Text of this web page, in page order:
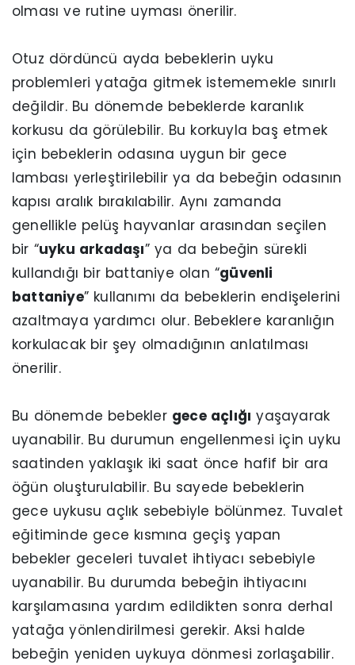
olması ve rutine uyması önerilir.
Otuz dördüncü ayda bebeklerin uyku
problemleri yatağa gitmek istememekle sınırlı
değildir. Bu dönemde bebeklerde karanlık
korkusu da görülebilir. Bu korkuyla baş etmek
için bebeklerin odasına uygun bir gece
lambası yerleştirilebilir ya da bebeğin odasının
kapısı aralık bırakılabilir. Aynı zamanda
genellikle pelüş hayvanlar arasından seçilen
bir “uyku arkadaşı” ya da bebeğin sürekli
kullandığı bir battaniye olan “güvenli
battaniye” kullanımı da bebeklerin endişelerini
azaltmaya yardımcı olur. Bebeklere karanlığın
korkulacak bir şey olmadığının anlatılması
önerilir.
Bu dönemde bebekler gece açlığı yaşayarak
uyanabilir. Bu durumun engellenmesi için uyku
saatinden yaklaşık iki saat önce hafif bir ara
öğün oluşturulabilir. Bu sayede bebeklerin
gece uykusu açlık sebebiyle bölünmez. Tuvalet
eğitiminde gece kısmına geçiş yapan
bebekler geceleri tuvalet ihtiyacı sebebiyle
uyanabilir. Bu durumda bebeğin ihtiyacını
karşılamasına yardım edildikten sonra derhal
yatağa yönlendirilmesi gerekir. Aksi halde
bebeğin yeniden uykuya dönmesi zorlaşabilir.